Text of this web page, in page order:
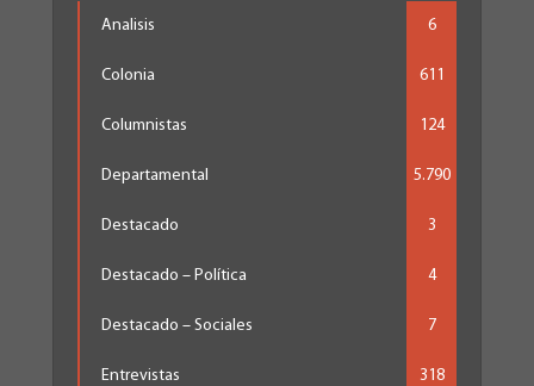
Analisis 6
Colonia 611
Columnistas 124
Departamental 5.790
Destacado 3
Destacado – Política 4
Destacado – Sociales 7
Entrevistas 318